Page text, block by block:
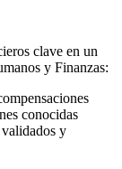
clave en un
y Finanzas:
conocidas
validados y